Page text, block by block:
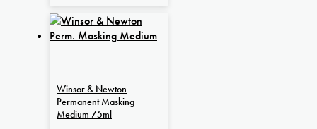
Winsor & Newton
Permanent Masking
Medium 75ml